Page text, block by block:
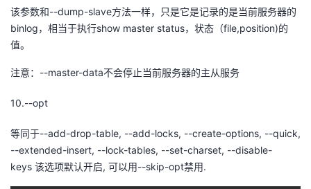
该参数和--dump-slave方法一样，只是它是记录的是当前服务器的
binlog，相当于执行show master status，状态（file,position)的
值。
注意：--master-data不会停止当前服务器的主从服务
10.--opt
等同于--add-drop-table, --add-locks, --create-options, --quick,
--extended-insert, --lock-tables, --set-charset, --disable-
keys 该选项默认开启, 可以用--skip-opt禁用.